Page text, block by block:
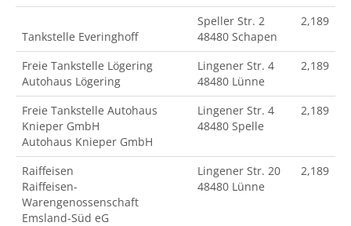
Tankstelle Everinghoff
Speller Str. 2
48480 Schapen
2,189
Freie Tankstelle Lögering
Autohaus Lögering
Lingener Str. 4
48480 Lünne
2,189
Freie Tankstelle Autohaus
Knieper GmbH
Autohaus Knieper GmbH
Lingener Str. 4
48480 Spelle
2,189
Raiffeisen
Raiffeisen-
Warengenossenschaft
Emsland-Süd eG
Lingener Str. 20
48480 Lünne
2,189